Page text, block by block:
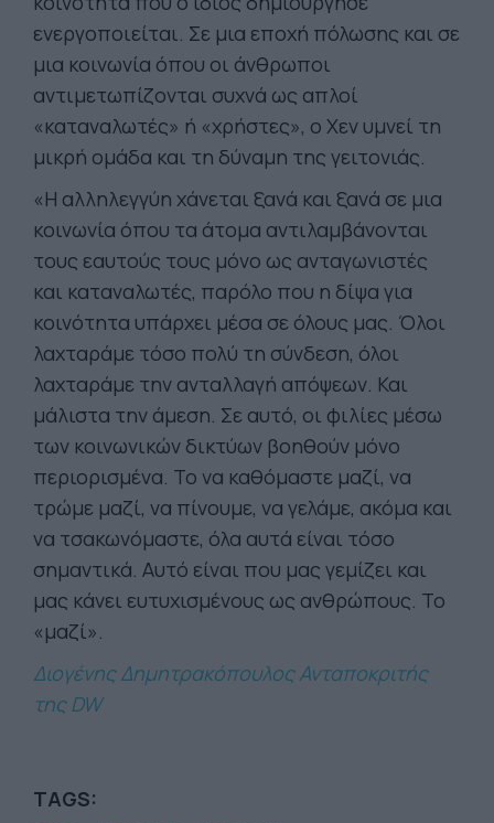
ενεργοποιείται. Σε μια εποχή πόλωσης και σε
μια κοινωνία όπου οι άνθρωποι
αντιμετωπίζονται συχνά ως απλοί
«καταναλωτές» ή «χρήστες», ο Χεν υμνεί τη
μικρή ομάδα και τη δύναμη της γειτονιάς.
«Η αλληλεγγύη χάνεται ξανά και ξανά σε μια
κοινωνία όπου τα άτομα αντιλαμβάνονται
τους εαυτούς τους μόνο ως ανταγωνιστές
και καταναλωτές, παρόλο που η δίψα για
κοινότητα υπάρχει μέσα σε όλους μας. Όλοι
λαχταράμε τόσο πολύ τη σύνδεση, όλοι
λαχταράμε την ανταλλαγή απόψεων. Και
μάλιστα την άμεση. Σε αυτό, οι φιλίες μέσω
των κοινωνικών δικτύων βοηθούν μόνο
περιορισμένα. Το να καθόμαστε μαζί, να
τρώμε μαζί, να πίνουμε, να γελάμε, ακόμα και
να τσακωνόμαστε, όλα αυτά είναι τόσο
σημαντικά. Αυτό είναι που μας γεμίζει και
μας κάνει ευτυχισμένους ως ανθρώπους. Το
«μαζί».
Διογένης Δημητρακόπουλος Ανταποκριτής
της DW
TAGS: